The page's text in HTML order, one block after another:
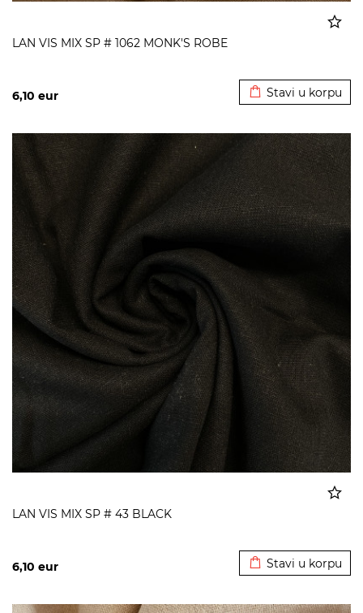
LAN VIS MIX SP # 1062 MONK'S ROBE
6,10 eur Stavi u korpu
LAN VIS MIX SP # 43 BLACK
6,10 eur Stavi u korpu